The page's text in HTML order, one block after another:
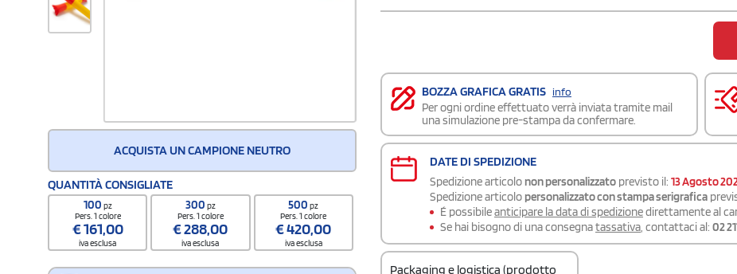
ACQUISTA UN CAMPIONE NEUTRO
QUANTITÀ CONSIGLIATE
100 pz
Pers. 1 colore
€161,00
iva esclusa
300 pz
Pers. 1 colore
€288,00
iva esclusa
500pz
Pers. 1 colore
€420,00
iva esclusa
BOZZA GRAFICA GRATIS info
Per ogni ordine effettuato verrà inviata tramite mail
una simulazione pre-stampa da confermare.
DATE DI SPEDIZIONE
Spedizione articolo non personalizzato previsto il: 13 Agosto
Spedizione articolo personalizzato con stampa serigrafica
É possibileanticipare la data di spedizionedirettamente al
Se hai bisogno di una consegnatassativa , contattaci al: 02
Packaging e logistica (prodotto